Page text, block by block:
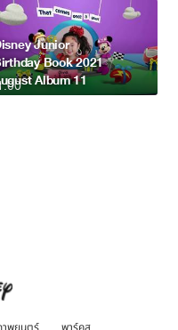
Junior
Book 2021
Album 11